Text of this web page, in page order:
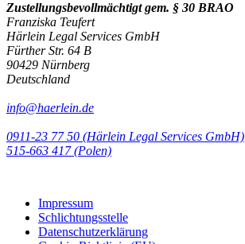
Zustellungsbevollmächtigt gem. § 30 BRAO
Franziska Teufert
Härlein Legal Services GmbH
Fürther Str. 64 B
90429 Nürnberg
Deutschland
info@haerlein.de
0911-23 77 50 (Härlein Legal Services GmbH)
‭515-663 417 (Polen)‬‬‬
Impressum
Schlichtungsstelle
Datenschutzerklärung